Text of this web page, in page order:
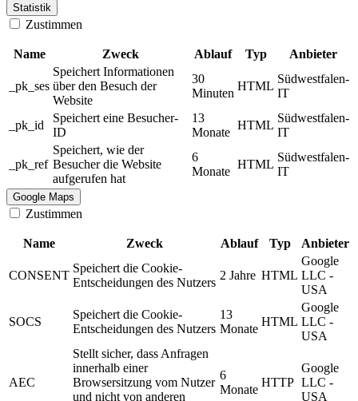
Statistik
Zustimmen
Name Zweck Ablauf Typ Anbieter
_pk_ses
Speichert Informationen
über den Besuch der
Website
30
Minuten
HTML
Südwestfalen-
IT
_pk_id
Speichert eine Besucher-
ID
13
Monate
HTML
Südwestfalen-
IT
_pk_ref
Speichert, wie der
Besucher die Website
aufgerufen hat
6
Monate
HTML
Südwestfalen-
IT
Google Maps
Zustimmen
Name Zweck Ablauf Typ Anbieter
CONSENT
Speichert die Cookie-
Entscheidungen des Nutzers
2 Jahre HTML
Google
LLC -
USA
SOCS
Speichert die Cookie-
Entscheidungen des Nutzers
13
Monate
HTML
Google
LLC -
USA
AEC
Stellt sicher, dass Anfragen
innerhalb einer
Browsersitzung vom Nutzer
und nicht von anderen
6
Monate
HTTP
Google
LLC -
USA